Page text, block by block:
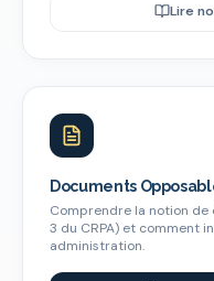
Lire
Documents
Comprendre la notion de
3 du CRPA) et comment
administration.